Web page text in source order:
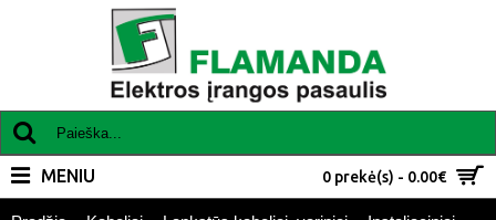
0 prekė(s) - 0.00€
MENIU